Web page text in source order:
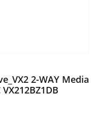
2-WAY Media